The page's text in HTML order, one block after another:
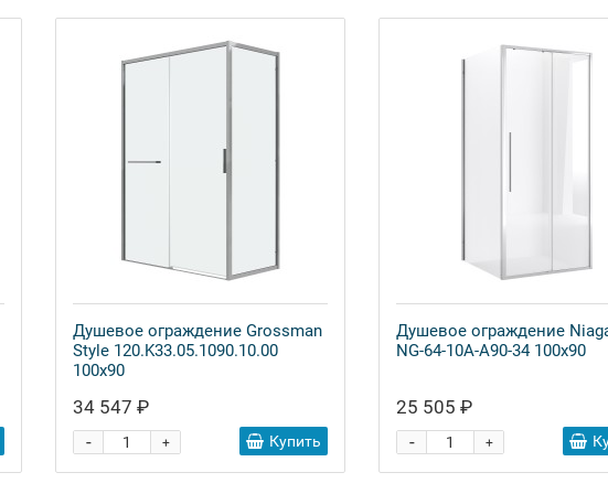
Душевое ограждение Grossman
Style 120.K33.05.1090.10.00
100x90
34 547 ₽
+
- Купить
Душевое ограждение
NG-64-10A-A90-34 100x90
25 505 ₽
+
-